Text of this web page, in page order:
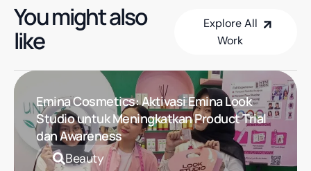
You might also
like
Explore All
Work
Explore All Work
Emina Cosmetics: Aktivasi Emina Look
Studio untuk Meningkatkan Product Trial
dan Awareness
Beauty